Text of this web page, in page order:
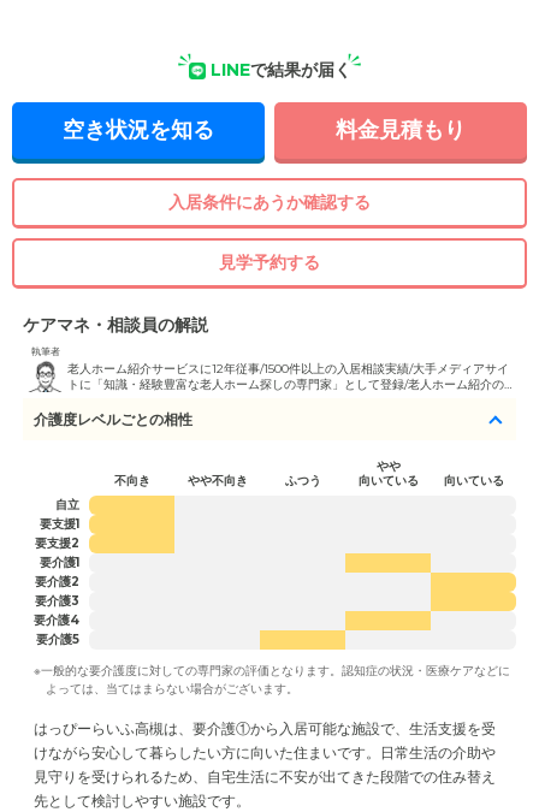
LINEで結果が届く
空き状況を知る 料金見積もり
入居条件にあうか確認する
見学予約する
ケアマネ・相談員の解説
執筆者
老人ホーム紹介サービスに12年従事/1500件以上の入居相談実績/大手メディアサイ
トに「知識・経験豊富な老人ホーム探しの専門家」として登録/老人ホーム紹介のプ
得
介護度レベルごとの相性
不向き やや不向き ふつう
やや
向いている
向いている
自立
要支援1
要支援2
要介護1
要介護2
要介護3
要介護4
要介護5
※一般的な要介護度に対しての専門家の評価となります。認知症の状況・医療ケアなどに
よっては、当てはまらない場合がございます。
はっぴーらいふ高槻は、要介護①から入居可能な施設で、生活支援を受
けながら安心して暮らしたい方に向いた住まいです。日常生活の介助や
見守りを受けられるため、自宅生活に不安が出てきた段階での住み替え
先として検討しやすい施設です。